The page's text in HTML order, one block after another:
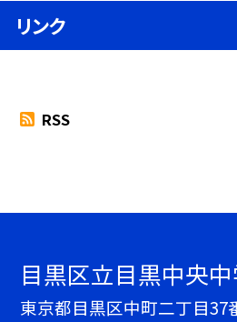
リンク
RSS
目黒区立目黒中央
東京都目黒区中町二丁目37